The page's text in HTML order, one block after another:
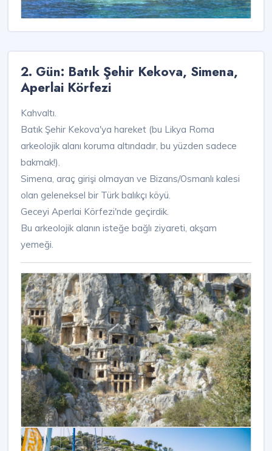
2. Gün: Batık Şehir Kekova, Simena,
Aperlai Körfezi
Kahvaltı.
Batık Şehir Kekova'ya hareket (bu Likya Roma
arkeolojik alanı koruma altındadır, bu yüzden sadece
bakmak!).
Simena, araç girişi olmayan ve Bizans/Osmanlı kalesi
olan geleneksel bir Türk balıkçı köyü.
Geceyi Aperlai Körfezi'nde geçirdik.
Bu arkeolojik alanın isteğe bağlı ziyareti, akşam
yemeği.